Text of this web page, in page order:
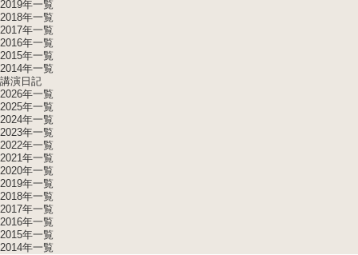
2019年一覧
2018年一覧
2017年一覧
2016年一覧
2015年一覧
2014年一覧
講演日記
2026年一覧
2025年一覧
2024年一覧
2023年一覧
2022年一覧
2021年一覧
2020年一覧
2019年一覧
2018年一覧
2017年一覧
2016年一覧
2015年一覧
2014年一覧